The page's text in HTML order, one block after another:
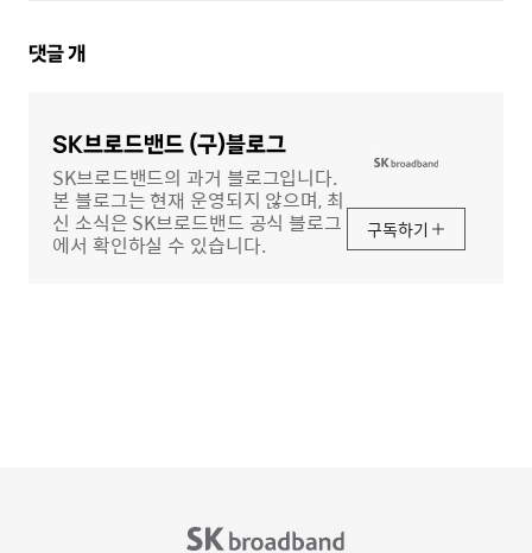
댓
댓글개
SK브로드밴드 (구)블로그
SK브로드밴드의 과거 블로그입니다.
본 블로그는 현재 운영되지 않으며, 최
신 소식은 SK브로드밴드 공식 블로그
에서 확인하실 수 있습니다.
구독하기